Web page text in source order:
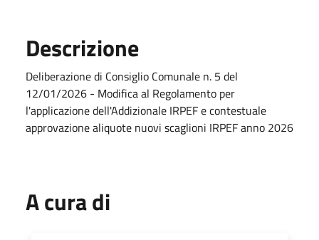
Descrizione
Deliberazione di Consiglio Comunale n. 5 del
12/01/2026 - Modifica al Regolamento per
l'applicazione dell'Addizionale IRPEF e contestuale
approvazione aliquote nuovi scaglioni IRPEF anno 2026
A cura di